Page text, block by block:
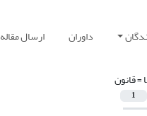
داوران ارسال مقاله
=قانون
1